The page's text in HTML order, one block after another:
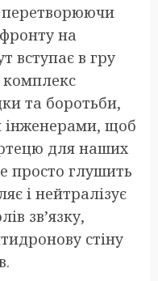
перетворюючи
на
вступає в гру
та боротьби,
інженерами, щоб
для наших
просто глушить
і нейтралізує
зв’язку,
стіну